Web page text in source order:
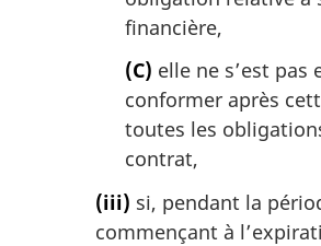
financière,
(C) elle ne s’est pas
conformer après
toutes les
contrat,
(iii) si, pendant la
commençant à